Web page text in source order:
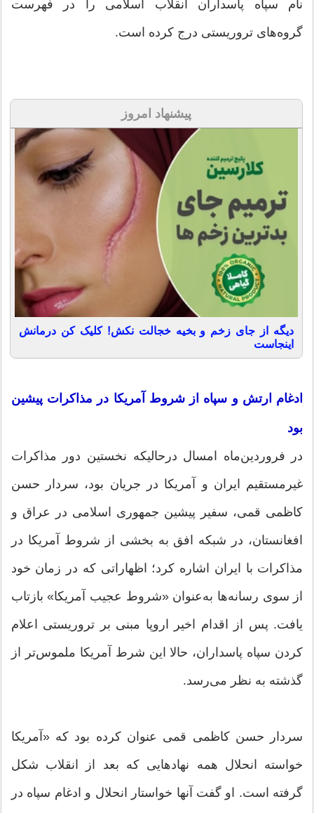
نام سپاه پاسداران انقلاب اسلامی را در فهرست
گروه‌های تروریستی درج کرده است.
پیشنهاد امروز
دیگه از جای زخم و بخیه خجالت نکش! کلیک کن درمانش
اینجاست
ادغام ارتش و سپاه از شروط آمریکا در مذاکرات پیشین
بود
در فروردین‌ماه امسال درحالیکه نخستین دور مذاکرات
غیرمستقیم ایران و آمریکا در جریان بود، سردار حسن
کاظمی قمی، سفیر پیشین جمهوری اسلامی در عراق و
افغانستان، در شبکه افق به بخشی از شروط آمریکا در
مذاکرات با ایران اشاره کرد؛ اظهاراتی که در زمان خود
از سوی رسانه‌ها به‌عنوان «شروط عجیب آمریکا» بازتاب
یافت. پس از اقدام اخیر اروپا مبنی بر تروریستی اعلام
کردن سپاه پاسداران، حالا این شرط آمریکا ملموس‌تر از
گذشته به نظر می‌رسد.
سردار حسن کاظمی قمی عنوان کرده بود که «آمریکا
خواسته انحلال همه نهاد‌هایی که بعد از انقلاب شکل
گرفته است. او گفت آنها خواستار انحلال و ادغام سپاه در